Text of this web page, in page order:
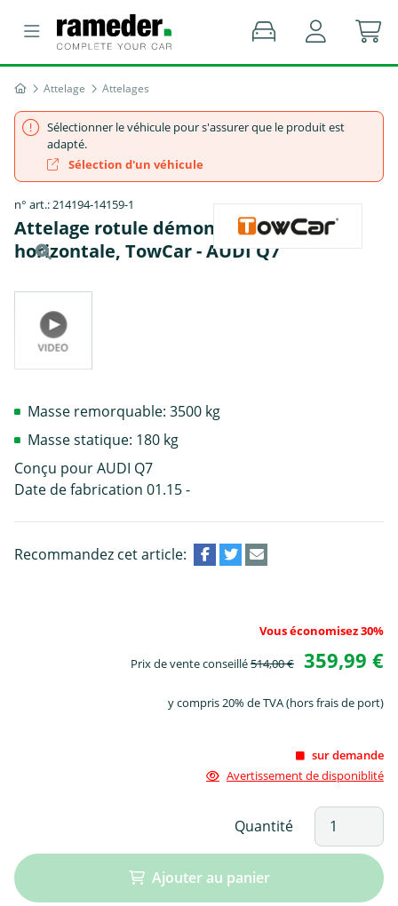
Attelage Attelages
Sélectionner le véhicule pour s'assurer que le produit est
adapté.
Sélection d'un véhicule
n° art.: 214194-14159-1
Attelage rotule démontable sans outil
horizontale, TowCar - AUDI Q7
Masse remorquable: 3500 kg
Masse statique: 180 kg
Conçu pour AUDI Q7
Date de fabrication 01.15 -
Recommandez cet article:
Vous économisez 30%
Prix de vente conseillé514,00 € 359,99 €
y compris 20% de TVA (hors frais de port)
sur demande
Avertissement de disponiblité
Quantité
Ajouter au panier